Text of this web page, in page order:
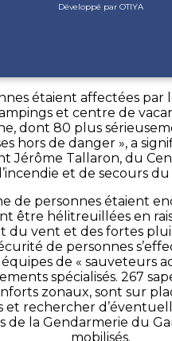
Développé par OTIYA
étaient affectées par
et centre de
dont 80 plus
hors de danger », a
Jérôme Tallaron, du
et de secours du
de personnes étaient
être hélitreuillées en
du vent et des fortes
de personnes
de « sauveteurs
spécialisés. 267
zonaux, sont sur
et rechercher
de la Gendarmerie du
mobilisés.